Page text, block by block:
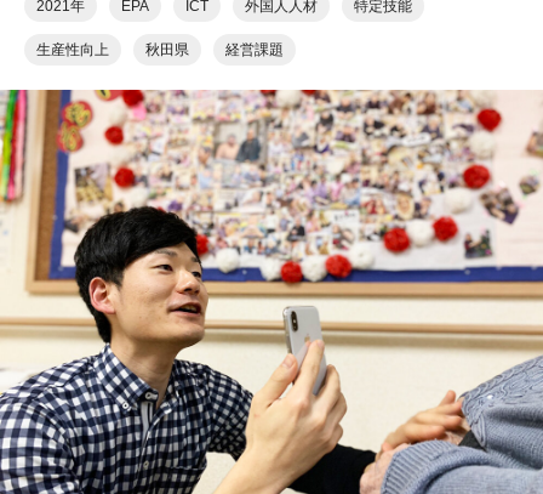
2021年 EPA ICT 外国人人材 特定技能
生産性向上 秋田県 経営課題